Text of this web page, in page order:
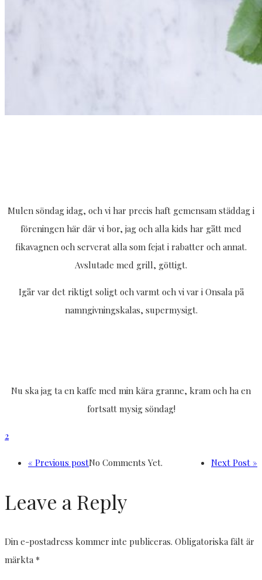
Mulen söndag idag, och vi har precis haft gemensam städdag i
föreningen här där vi bor, jag och alla kids har gått med
fikavagnen och serverat alla som fejat i rabatter och annat.
Avslutade med grill, göttigt.
Igår var det riktigt soligt och varmt och vi var i Onsala på
namngivningskalas, supermysigt.
Nu ska jag ta en kaffe med min kära granne, kram och ha en
fortsatt mysig söndag!
2
« Previous post Next Post »
No Comments Yet.
Leave a Reply
Din e-postadress kommer inte publiceras. Obligatoriska fält är
märkta*